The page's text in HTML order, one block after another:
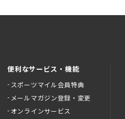
便利なサービス・機能
スポーツマイル会員特典
メールマガジン登録・変更
オンラインサービス